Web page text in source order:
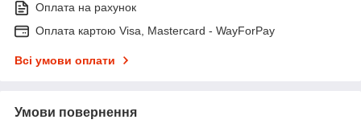
Оплата на рахунок
Оплата картою Visa, Mastercard - WayForPay
Всі умови оплати
Умови повернення